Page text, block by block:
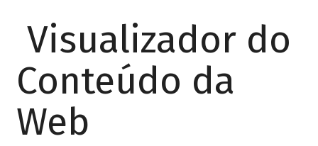
Visualizador do
Conteúdo da
Web